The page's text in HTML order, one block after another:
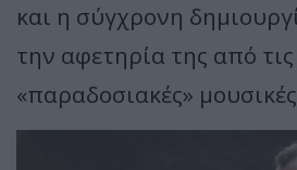
και η σύγχρονη
την αφετηρία της από τις
«παραδοσιακές»